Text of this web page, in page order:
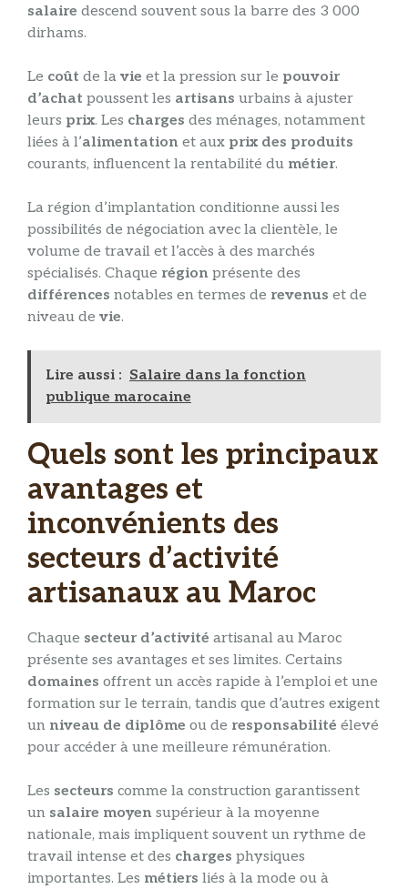
salaire descend souvent sous la barre des 3 000
dirhams.
Le coût de la vie et la pression sur le pouvoir
d’achat poussent les artisans urbains à ajuster
leurs prix. Les charges des ménages, notamment
liées à l’alimentation et aux prix des produits
courants, influencent la rentabilité du métier.
La région d’implantation conditionne aussi les
possibilités de négociation avec la clientèle, le
volume de travail et l’accès à des marchés
spécialisés. Chaque région présente des
différences notables en termes de revenus et de
niveau de vie.
Lire aussi : Salaire dans la fonction
publique marocaine
Quels sont les principaux
avantages et
inconvénients des
secteurs d’activité
artisanaux au Maroc
Chaque secteur d’activité artisanal au Maroc
présente ses avantages et ses limites. Certains
domaines offrent un accès rapide à l’emploi et une
formation sur le terrain, tandis que d’autres exigent
un niveau de diplôme ou de responsabilité élevé
pour accéder à une meilleure rémunération.
Les secteurs comme la construction garantissent
un salaire moyen supérieur à la moyenne
nationale, mais impliquent souvent un rythme de
travail intense et des charges physiques
importantes. Les métiers liés à la mode ou à